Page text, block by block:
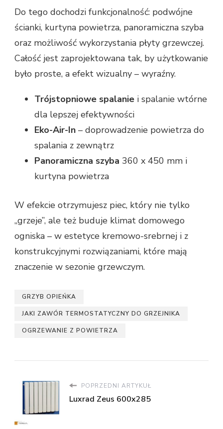
Do tego dochodzi funkcjonalność: podwójne
ścianki, kurtyna powietrza, panoramiczna szyba
oraz możliwość wykorzystania płyty grzewczej.
Całość jest zaprojektowana tak, by użytkowanie
było proste, a efekt wizualny – wyraźny.
Trójstopniowe spalanie i spalanie wtórne
dla lepszej efektywności
Eko-Air-In – doprowadzenie powietrza do
spalania z zewnątrz
Panoramiczna szyba 360 x 450 mm i
kurtyna powietrza
W efekcie otrzymujesz piec, który nie tylko
„grzeje”, ale też buduje klimat domowego
ogniska – w estetyce kremowo-srebrnej i z
konstrukcyjnymi rozwiązaniami, które mają
znaczenie w sezonie grzewczym.
GRZYB OPIEŃKA
JAKI ZAWÓR TERMOSTATYCZNY DO GRZEJNIKA
OGRZEWANIE Z POWIETRZA
POPRZEDNI ARTYKUŁ
Luxrad Zeus 600x285